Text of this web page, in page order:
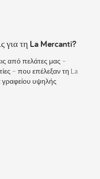
για τη La Mercanti?
από πελάτες μας –
– που επέλεξαν τη La
γραφείου υψηλής